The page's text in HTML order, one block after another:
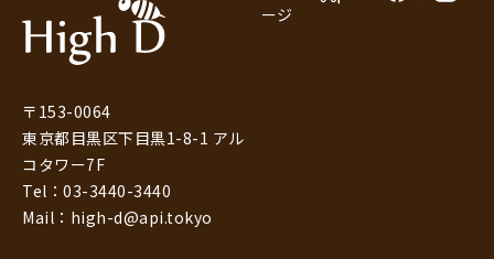
〒153-0064
東京都目黒区下目黒1-8-1 アル
コタワー7F
Tel：03-3440-3440
Mail：high-d@api.tokyo
ージ